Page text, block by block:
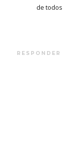
de todos
RESPONDER